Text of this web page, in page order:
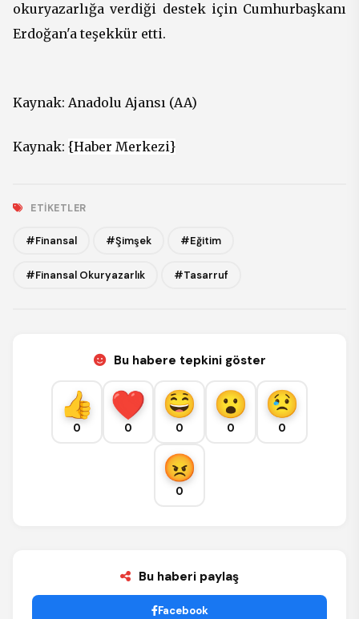
okuryazarlığa verdiği destek için Cumhurbaşkanı
Erdoğan'a teşekkür etti.
Kaynak: Anadolu Ajansı (AA)
Kaynak: {Haber Merkezi}
ETIKETLER
#Finansal #Şimşek #Eğitim
#Finansal Okuryazarlık #Tasarruf
Bu habere tepkini göster
0 0 0 0 0
0
Bu haberi paylaş
Facebook